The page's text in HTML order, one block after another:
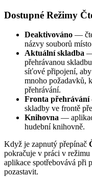
Dostupné Režimy
Deaktivováno —
názvy souborů
Aktuální skladba —
přehrávanou
síťové připojení,
mnoho požadavků,
přehrávání.
Fronta přehrávání
skladby ve frontě
Knihovna —
hudební knihovně.
Když je zapnutý přepínač
pokračuje v práci v
aplikace spotřebovává při
pozastavit.